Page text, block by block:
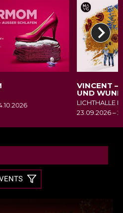
VINCENT –
UND
LICHTHALLE
23.09.2026 –